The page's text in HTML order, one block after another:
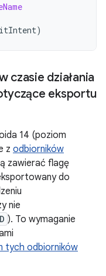
)
czasie działania
eksportu
14 (poziom
z odbiorników
zawierać flagę
do
nie
). To wymaganie
tych odbiorników